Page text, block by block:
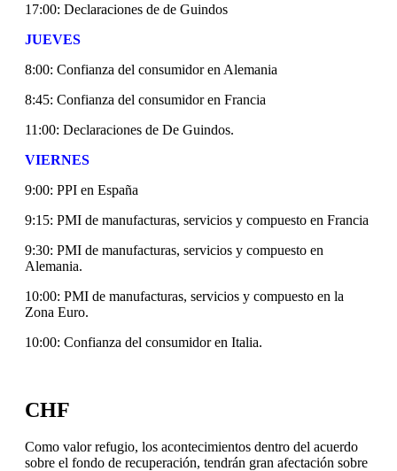
17:00: Declaraciones de de Guindos
JUEVES
8:00: Confianza del consumidor en Alemania
8:45: Confianza del consumidor en Francia
11:00: Declaraciones de De Guindos.
VIERNES
9:00: PPI en España
9:15: PMI de manufacturas, servicios y compuesto en Francia
9:30: PMI de manufacturas, servicios y compuesto en
Alemania.
10:00: PMI de manufacturas, servicios y compuesto en la
Zona Euro.
10:00: Confianza del consumidor en Italia.
CHF
Como valor refugio, los acontecimientos dentro del acuerdo
sobre el fondo de recuperación, tendrán gran afectación sobre